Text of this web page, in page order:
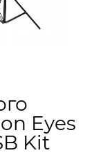
Eyes
Kit